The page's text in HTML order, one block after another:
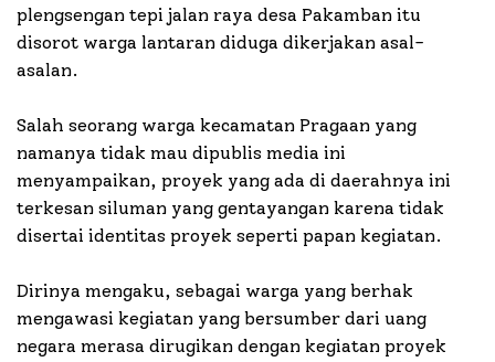
plengsengan tepi jalan raya desa Pakamban itu
disorot warga lantaran diduga dikerjakan asal-
asalan.
Salah seorang warga kecamatan Pragaan yang
namanya tidak mau dipublis media ini
menyampaikan, proyek yang ada di daerahnya ini
terkesan siluman yang gentayangan karena tidak
disertai identitas proyek seperti papan kegiatan.
Dirinya mengaku, sebagai warga yang berhak
mengawasi kegiatan yang bersumber dari uang
negara merasa dirugikan dengan kegiatan proyek